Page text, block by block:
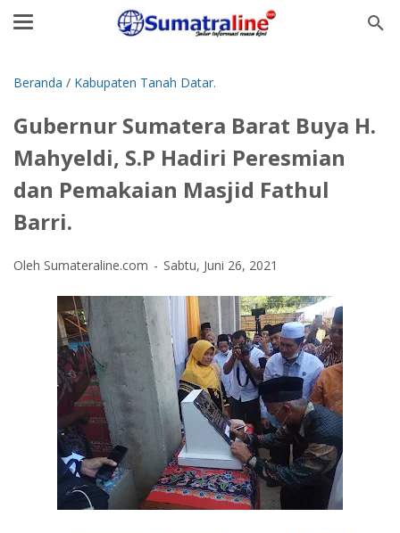
Beranda / Kabupaten Tanah Datar.
Gubernur Sumatera Barat Buya H.
Mahyeldi, S.P Hadiri Peresmian
dan Pemakaian Masjid Fathul
Barri.
Oleh Sumateraline.com Sabtu, Juni 26, 2021